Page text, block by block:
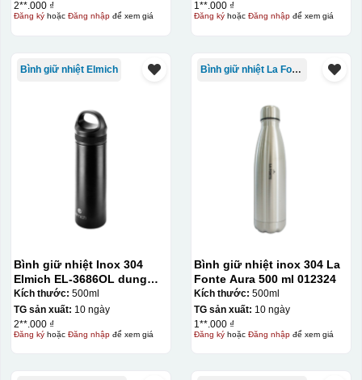
Hộp xi lót lụa
Hộp xi ấm chén
2**.000 ₫
Đăng kýhoặc Đăng nhậpđể xem giá
1**.000 ₫
Đăng kýhoặc Đăng nhậpđể xem giá
Bình giữ nhiệt Elmich
Bình giữ nhiệt Inox 304
Elmich EL-3686OL dung
tích 500ml
Kích thước: 500ml
TG sản xuất: 10 ngày
2**.000 ₫
Đăng kýhoặc Đăng nhậpđể xem giá
Bình giữ nhiệt La Fonte
Bình giữ nhiệt inox 304 La
Fonte Aura 500 ml 012324
Kích thước: 500ml
TG sản xuất: 10 ngày
1**.000 ₫
Đăng kýhoặc Đăng nhậpđể xem giá